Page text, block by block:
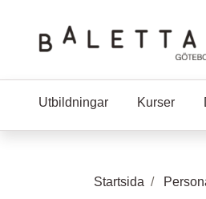
Utbildningar Kurser
Startsida